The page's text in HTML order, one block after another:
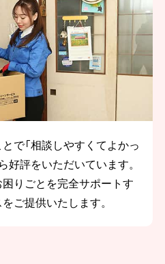
で「相談しやすくてよかっ
好評をいただいています。
りごとを完全サポートす
ご提供いたします。